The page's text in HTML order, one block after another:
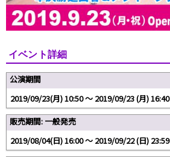
イベント詳細
公演期間
2019/09/23(月) 10:50 〜 2019/09/23 (月) 16:40
販売期間: 一般発売
2019/08/04(日) 16:00 〜 2019/09/22 (日) 23:59